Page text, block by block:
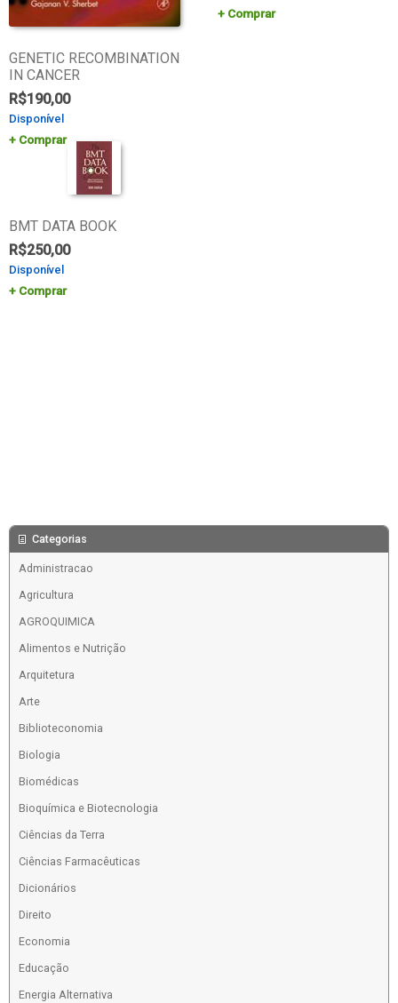
GENETIC RECOMBINATION
IN CANCER
R$190,00
Disponível
Comprar
Comprar
BMT DATA BOOK
R$250,00
Disponível
Comprar
Categorias
Administracao
Agricultura
AGROQUIMICA
Alimentos e Nutrição
Arquitetura
Arte
Biblioteconomia
Biologia
Biomédicas
Bioquímica e Biotecnologia
Ciências da Terra
Ciências Farmacêuticas
Dicionários
Direito
Economia
Educação
Energia Alternativa